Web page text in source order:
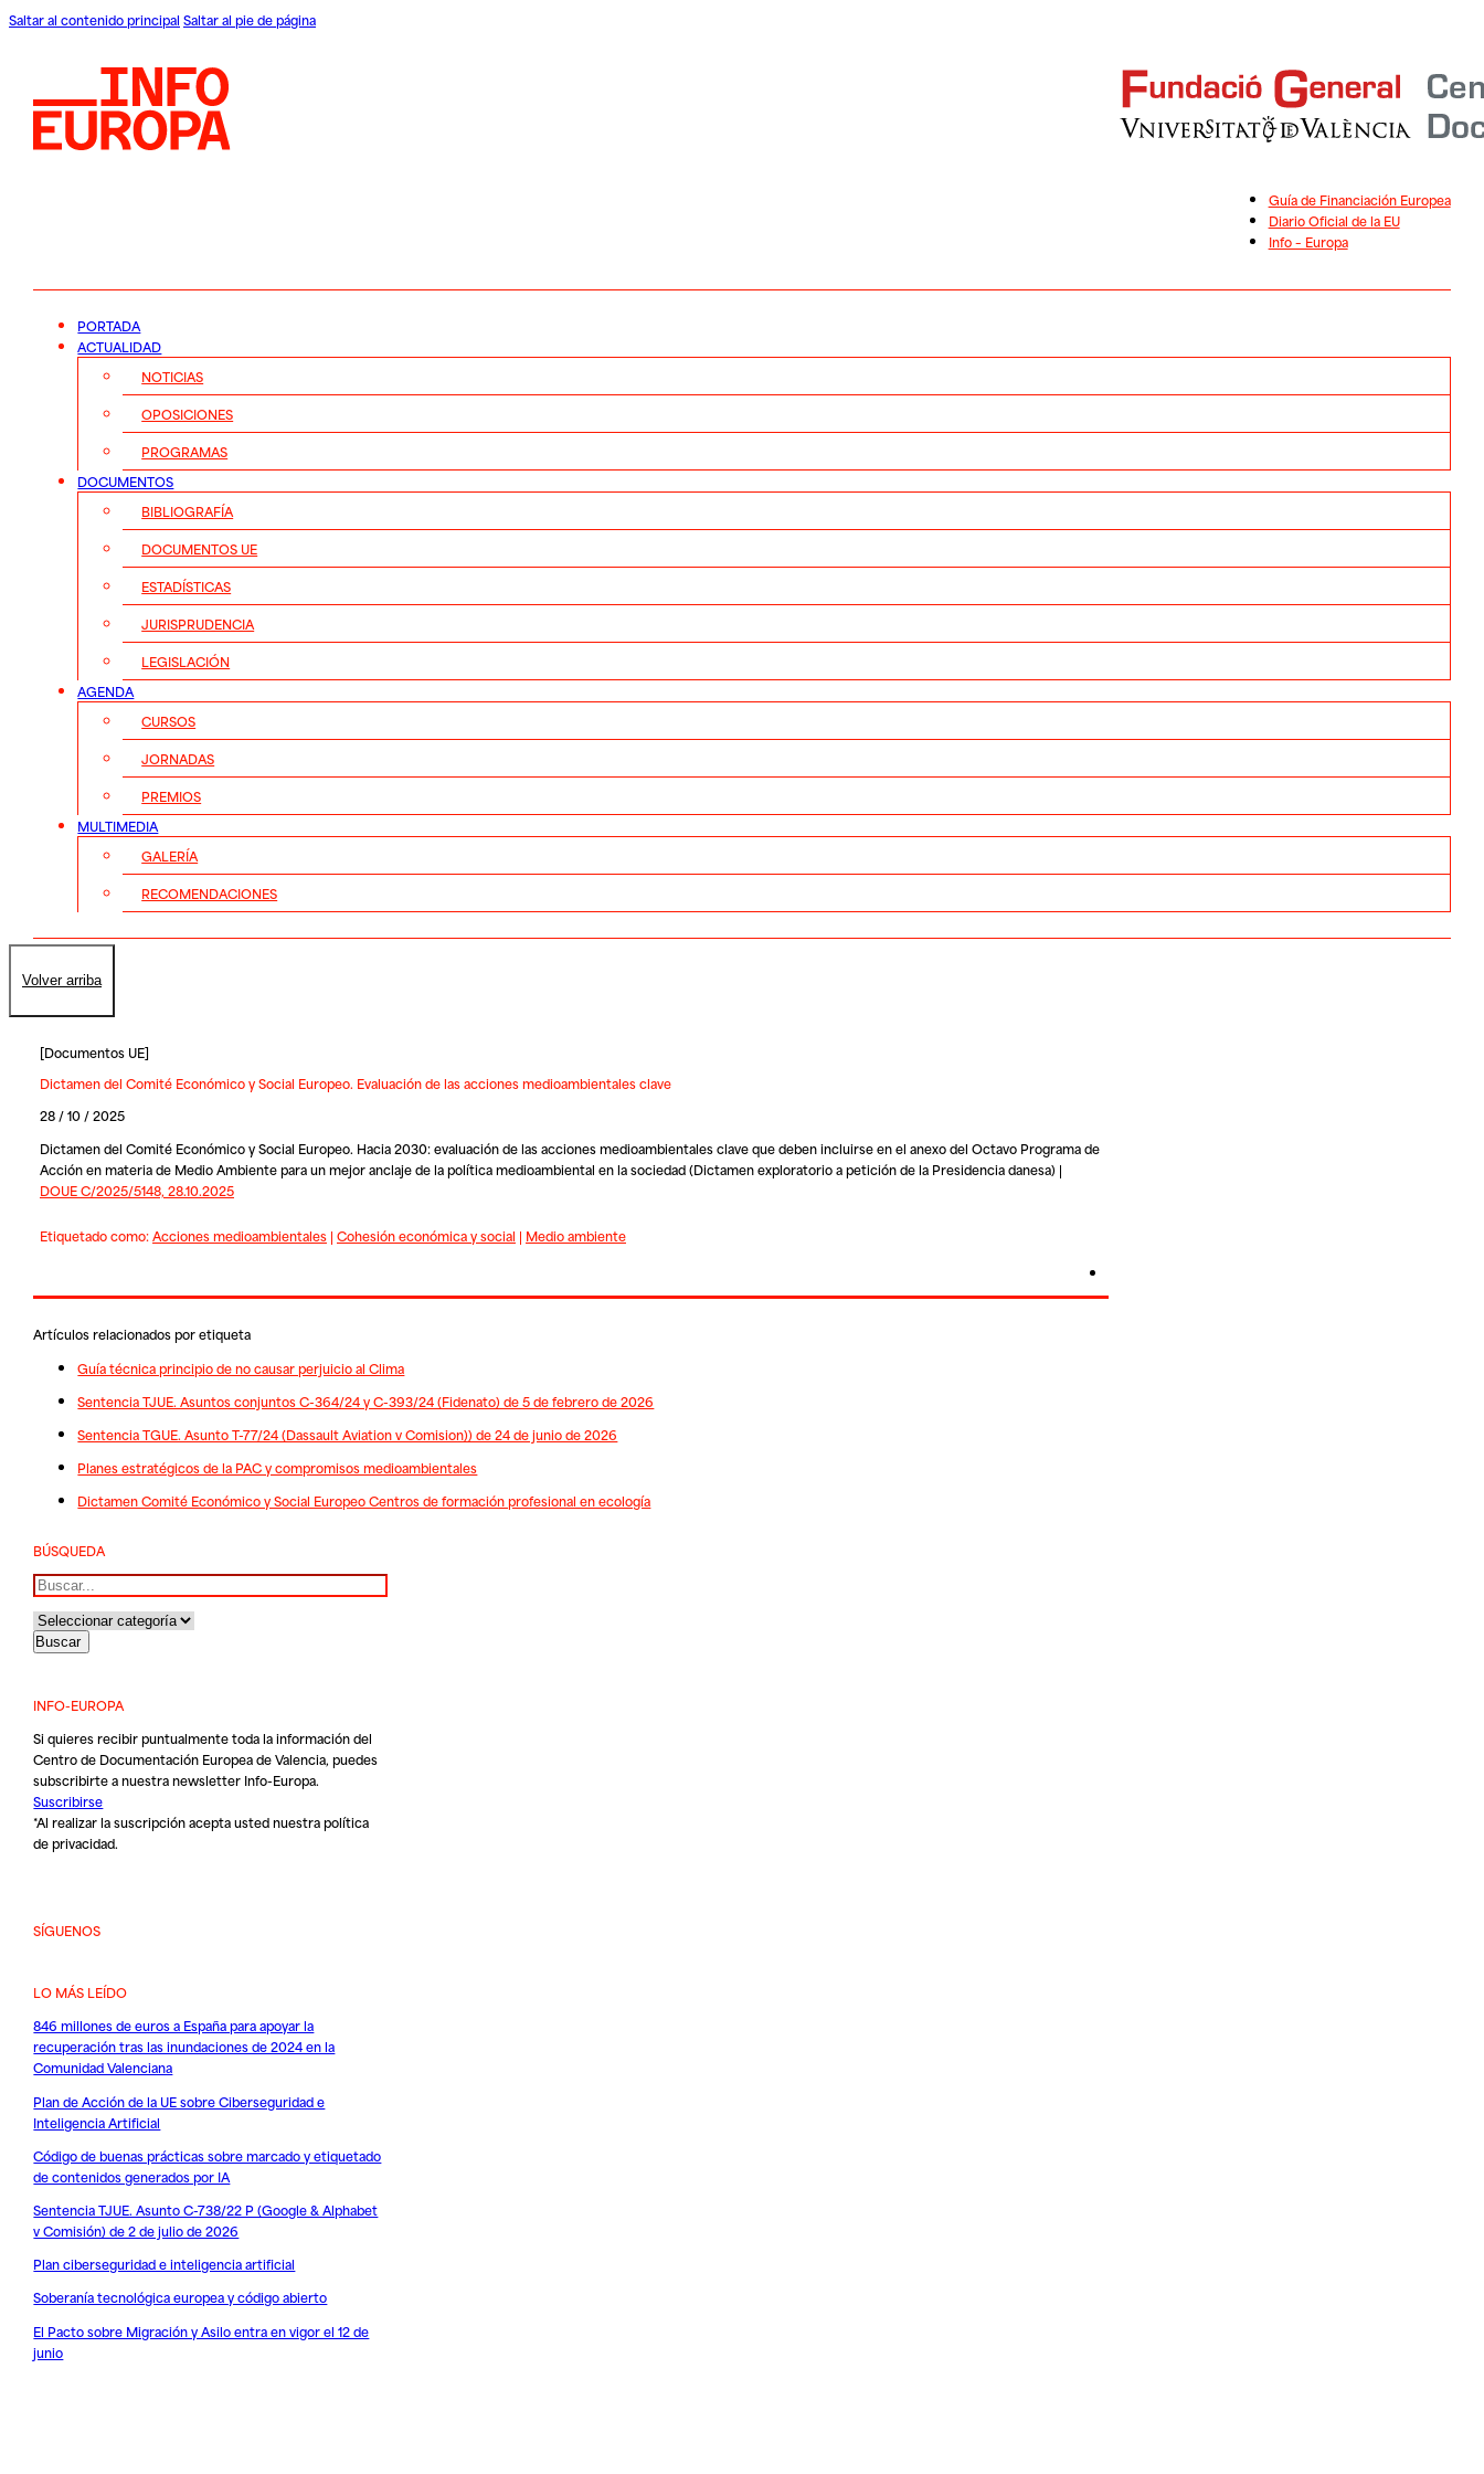
Saltar al contenido principal Saltar al pie de página
Guía de Financiación Europea
Diario Oficial de la EU
Info – Europa
PORTADA
ACTUALIDAD
NOTICIAS
OPOSICIONES
PROGRAMAS
DOCUMENTOS
BIBLIOGRAFÍA
DOCUMENTOS UE
ESTADÍSTICAS
JURISPRUDENCIA
LEGISLACIÓN
AGENDA
CURSOS
JORNADAS
PREMIOS
MULTIMEDIA
GALERÍA
RECOMENDACIONES
Volver arriba
[Documentos UE]
Dictamen del Comité Económico y Social Europeo. Evaluación de las acciones medioambientales clave
28 / 10 / 2025
Dictamen del Comité Económico y Social Europeo. Hacia 2030: evaluación de las acciones medioambientales clave que deben incluirse en el anexo del Octavo Programa de
Acción en materia de Medio Ambiente para un mejor anclaje de la política medioambiental en la sociedad (Dictamen exploratorio a petición de la Presidencia danesa) |
DOUE C/2025/5148, 28.10.2025
Etiquetado como:Acciones medioambientales| Cohesión económica y social | Medio ambiente
Artículos relacionados por etiqueta
Guía técnica principio de no causar perjuicio al Clima
Sentencia TJUE. Asuntos conjuntos C-364/24 y C-393/24 (Fidenato) de 5 de febrero de 2026
Sentencia TGUE. Asunto T-77/24 (Dassault Aviation v Comision)) de 24 de junio de 2026
Planes estratégicos de la PAC y compromisos medioambientales
Dictamen Comité Económico y Social Europeo Centros de formación profesional en ecología
BÚSQUEDA
Buscar
INFO-EUROPA
Si quieres recibir puntualmente toda la información del
Centro de Documentación Europea de Valencia, puedes
subscribirte a nuestra newsletter Info-Europa.
Suscribirse
*Al realizar la suscripción acepta usted nuestrapolítica
de privacidad.
SÍGUENOS
LO MÁS LEÍDO
846 millones de euros a España para apoyar la
recuperación tras las inundaciones de 2024 en la
Comunidad Valenciana
Plan de Acción de la UE sobre Ciberseguridad e
Inteligencia Artificial
Código de buenas prácticas sobre marcado y etiquetado
de contenidos generados por IA
Sentencia TJUE. Asunto C-738/22 P (Google & Alphabet
v Comisión) de 2 de julio de 2026
Plan ciberseguridad e inteligencia artificial
Soberanía tecnológica europea y código abierto
El Pacto sobre Migración y Asilo entra en vigor el 12 de
junio